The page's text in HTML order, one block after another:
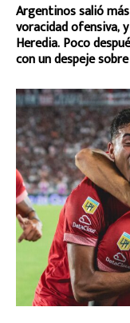
Argentinos salió
voracidad ofensiva,
Heredia. Poco
con un despeje